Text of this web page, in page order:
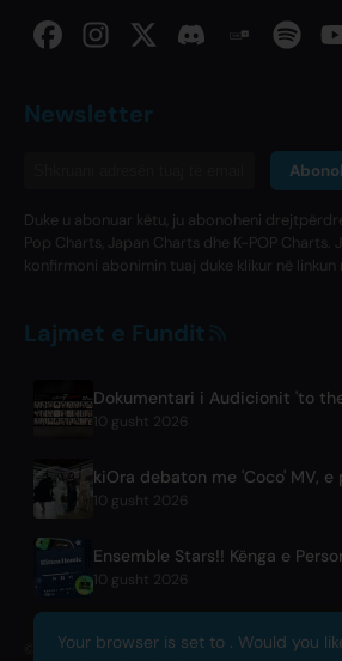
Newsletter
Duke u abonuar këtu, ju abonoheni
Pop Charts, Japan Charts dhe K-POP Charts.
konfirmoni abonimin tuaj duke klikur në linkun
Lajmet e Fundit
10 gusht 2026
10 gusht 2026
10 gusht 2026
© 2026 OnlyHit. All rights reserved. -
Your browser is set to . Would you